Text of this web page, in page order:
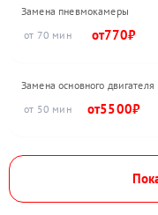
Замена пневмокамеры
70
770
Замена основного двигателя
50
5500